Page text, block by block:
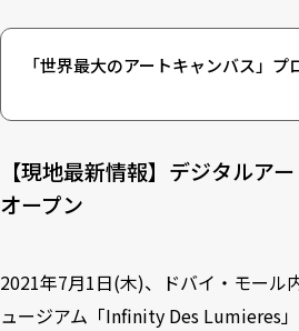
「世界最大のアートキャンバス」プ
【現地最新情報】デジタルア
オープン
2021年7月1日(木)、ドバイ・モール
ュージアム「Infinity Des Lumieres